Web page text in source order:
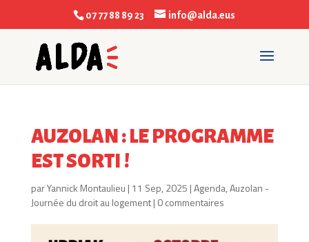
07 77 88 89 23 info@alda.eus
AUZOLAN : LE PROGRAMME
EST SORTI !
parYannick Montaulieu | 11 Sep, 2025 |Agenda,Auzolan -
Journée du droit au logement| 0 commentaires